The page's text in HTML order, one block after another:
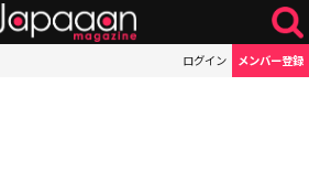
ログイン メンバー登録